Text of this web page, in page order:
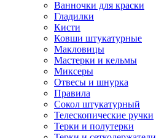
Ванночки для краски
Гладилки
Кисти
Ковши штукатурные
Макловицы
Мастерки и кельмы
Миксеры
Отвесы и шнурка
Правила
Сокол штукатурный
Телескопические ручки
Терки и полутерки